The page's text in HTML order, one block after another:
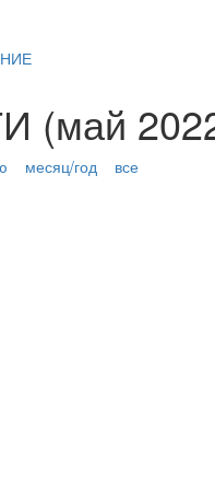
(май
месяц/год
все